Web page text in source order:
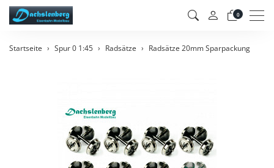
0
Startseite Spur 0 1:45 Radsätze Radsätze 20mm Sparpackung